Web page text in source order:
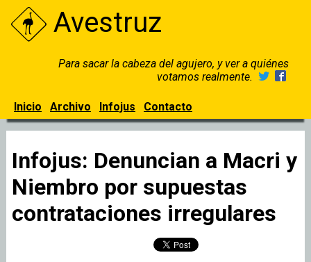
Avestruz
Para sacar la cabeza del agujero, y ver a quiénes
votamos realmente.
Inicio Archivo Infojus Contacto
Infojus: Denuncian a Macri y
Niembro por supuestas
contrataciones irregulares